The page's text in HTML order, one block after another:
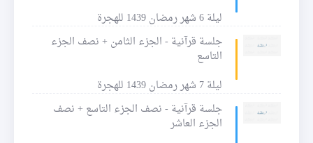
ليلة 6 شهر رمضان 1439 للهجرة
جلسة قرآنية - الجزء الثامن + نصف الجزء
التاسع
ليلة 7 شهر رمضان 1439 للهجرة
جلسة قرآنية - نصف الجزء التاسع + نصف
الجزء العاشر